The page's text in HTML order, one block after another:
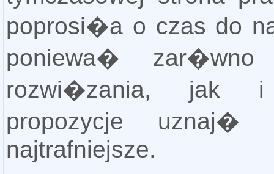
poprosi�a o czas do
poniewa� zar�wno
rozwi�zania, jak i
propozycje
najtrafniejsze.